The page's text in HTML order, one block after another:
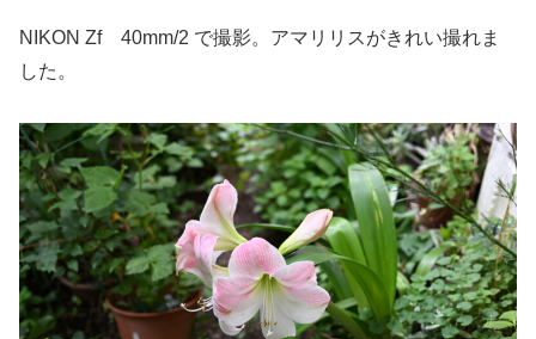
NIKON Zf 40mm/2 で撮影。アマリリスがきれい撮れま
した。